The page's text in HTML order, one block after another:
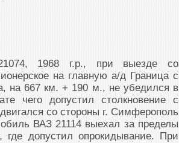
1968 г.р., при выезде со
на главную а/д Граница с
на 667 км. + 190 м., не убедился в
чего допустил столкновение с
со стороны г. Симферополь
ВАЗ 21114 выехал за пределы
допустил опрокидывание. При